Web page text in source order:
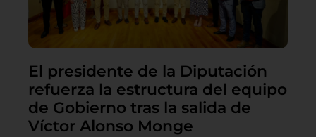
El presidente de la Diputación
refuerza la estructura del equipo
de Gobierno tras la salida de
Víctor Alonso Monge